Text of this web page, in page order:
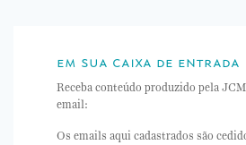
em sua caixa de entrada
Receba conteúdo produzido pela
email:
Os emails aqui cadastrados são